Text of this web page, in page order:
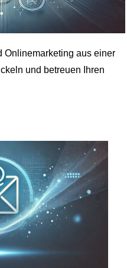
Onlinemarketing aus einer
und betreuen Ihren